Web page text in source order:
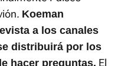
Koeman
a los canales
distribuirá por los
hacer preguntas. El